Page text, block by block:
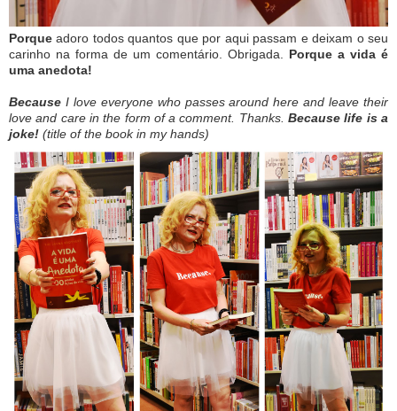
Porque adoro todos quantos que por aqui passam e deixam o seu
carinho na forma de um comentário. Obrigada. Porque a vida é
uma anedota!
Because I love everyone who passes around here and leave their
love and care in the form of a comment. Thanks.Because life is a
joke! (title of the book in my hands)